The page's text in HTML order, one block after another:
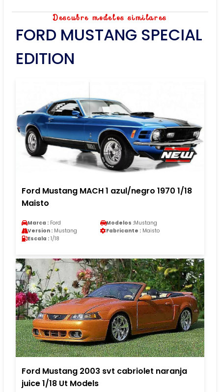
Descubre modelos similares
FORD MUSTANG SPECIAL
EDITION
Ford Mustang MACH 1 azul/negro 1970 1/18
Maisto
Marca : Ford Modelos :Mustang
Version : Mustang Fabricante : Maisto
Escala : 1/18
Ford Mustang 2003 svt cabriolet naranja
juice 1/18 Ut Models